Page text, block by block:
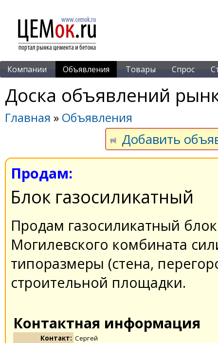
Компании Объявления Товары Спрос
Доска объявлений
Главная » Объявления
Добавить
Продам:
Блок газосиликатный
Продам газосиликатный
Могилевского комбината
типоразмеры (стена,
строительной площадки.
Контактная информация
Контакт: Cергей